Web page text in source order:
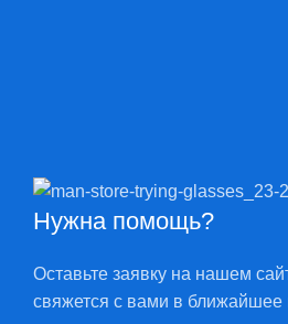
Нужна помощь?
Оставьте заявку на нашем
свяжется с вами в ближайшее